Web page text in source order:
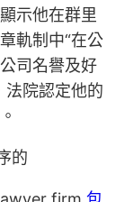
示他在群里
軌制中“在公
司名譽及好
法院認定他的
的